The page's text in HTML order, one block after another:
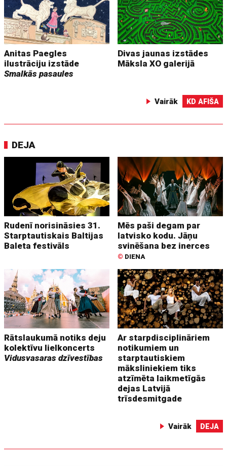
Anitas Paegles
ilustrāciju izstāde
Smalkās pasaules
Divas jaunas izstādes
Māksla XO galerijā
Vairāk KD AFIŠA
DEJA
Rudenī norisināsies 31.
Starptautiskais Baltijas
Baleta festivāls
Mēs paši degam par
latvisko kodu. Jāņu
svinēšana bez inerces
© DIENA
Rātslaukumā notiks deju
kolektīvu lielkoncerts
Vidusvasaras dzīvestības
Ar starpdisciplināriem
notikumiem un
starptautiskiem
māksliniekiem tiks
atzīmēta laikmetīgās
dejas Latvijā
trīsdesmitgade
Vairāk DEJA